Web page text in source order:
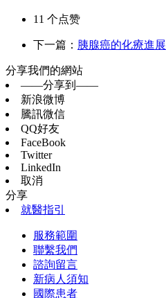
11 个点赞
下一篇： 胰腺癌的化療進展
分享我們的網站
——分享到——
新浪微博
騰訊微信
QQ好友
FaceBook
Twitter
LinkedIn
取消
分享
就醫指引
服務範圍
聯繫我們
諮詢留言
新病人須知
國際患者